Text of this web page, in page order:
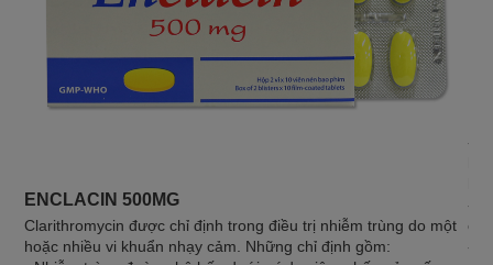
ENCLACIN 500MG
Clarithromycin được chỉ định trong điều trị nhiễm trùng do một
hoặc nhiều vi khuẩn nhạy cảm. Những chỉ định gồm:
-
-
-